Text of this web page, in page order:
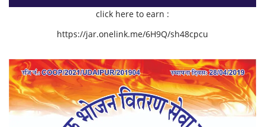
click here to earn :
https://jar.onelink.me/6H9Q/sh48cpcu